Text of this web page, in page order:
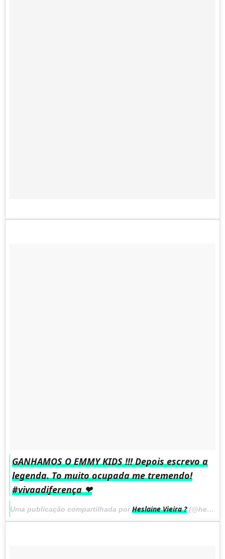
GANHAMOS O EMMY KIDS !!! Depois escrevo a
legenda. To muito ocupada me tremendo!
#vivaadiferença ❤
Uma publicação compartilhada porHeslaine Vieira ?(@heslainevieira) em